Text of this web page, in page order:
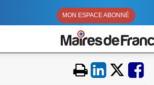
MON ESPACE ABONNÉ